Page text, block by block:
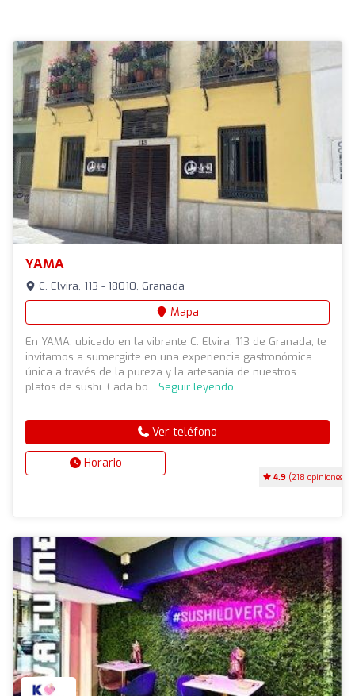
YAMA
4.9 (218 opiniones)
C. Elvira, 113 - 18010, Granada
Mapa
En YAMA, ubicado en la vibrante C. Elvira, 113 de Granada, te
invitamos a sumergirte en una experiencia gastronómica
única a través de la pureza y la artesanía de nuestros
platos de sushi. Cada bo... Seguir leyendo
Ver teléfono
Horario